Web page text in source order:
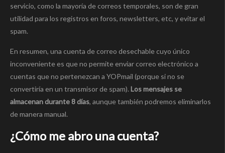
servicio, como la mayoría de correos temporales, son de gran
utilidad para los registros en foros, newsletters, etc, y evitar el
spam.
En resumen, una cuenta de correo desechable cuyo único
inconveniente es que no permite enviar correo electrónico a
cuentas que no pertenezcan a YOPmail (porque si no se
convertiría en un transmisor de spam). Los mensajes se
almacenan durante 8 días, aunque también podremos eliminarlos
de manera manual.
¿Cómo me abro una cuenta?